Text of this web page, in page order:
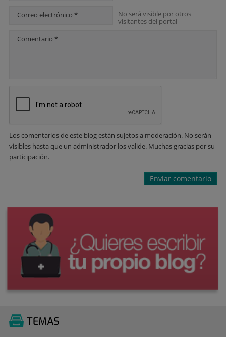
Correo electrónico *
No será visible por otros
visitantes del portal
Comentario *
Los comentarios de este blog están sujetos a moderación. No serán
visibles hasta que un administrador los valide. Muchas gracias por su
participación.
TEMAS